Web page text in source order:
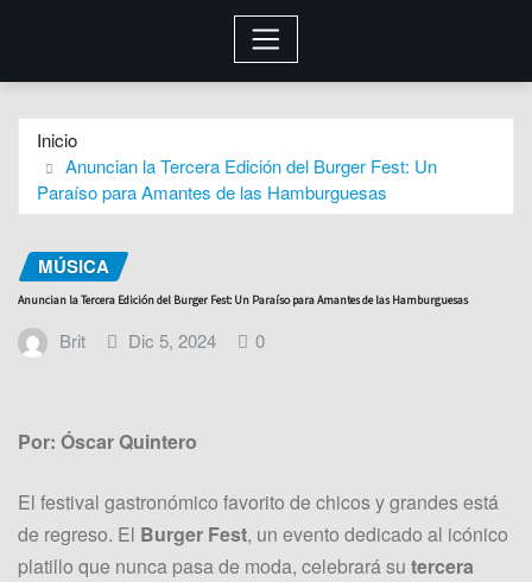
Inicio
Anuncian la Tercera Edición del Burger Fest: Un
Paraíso para Amantes de las Hamburguesas
MÚSICA
Anuncian la Tercera Edición del Burger Fest: Un Paraíso para Amantes de las Hamburguesas
Brit Dic 5, 2024 0
Por: Óscar Quintero
El festival gastronómico favorito de chicos y grandes está
de regreso. El Burger Fest, un evento dedicado al icónico
platillo que nunca pasa de moda, celebrará su tercera